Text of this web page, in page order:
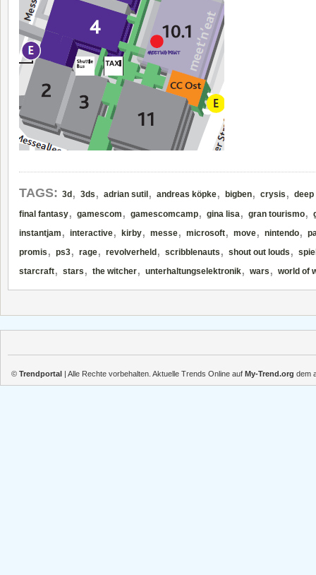
TAGS: 3d , 3ds , adrian sutil , andreas köpke, bigben, crysis ,
final fantasy, gamescom , gamescomcamp, gina lisa, gran tourismo,
instantjam , interactive, kirby, messe, microsoft, move, nintendo,
promis , ps3, rage, revolverheld , scribblenauts , shout out louds ,
starcraft, stars , the witcher, unterhaltungselektronik, wars , world of
© Trendportal | Alle Rechte vorbehalten. Aktuelle Trends Online auf My-Trend.org dem